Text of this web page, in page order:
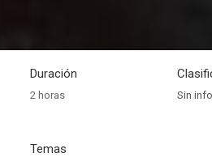
Duración
2 horas Sin
Temas